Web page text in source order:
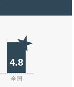
4.8
全国